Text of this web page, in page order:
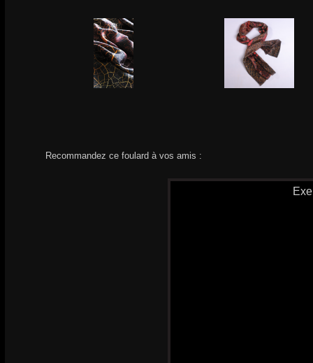
Recommandez ce foulard à vos amis :